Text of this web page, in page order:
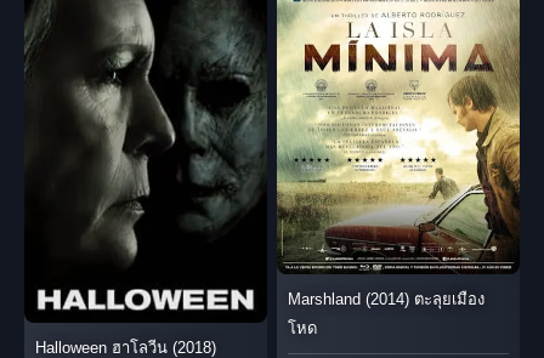
Halloween ฮาโลวีน (2018)
Marshland (2014) ตะลุยเมือง
โหด